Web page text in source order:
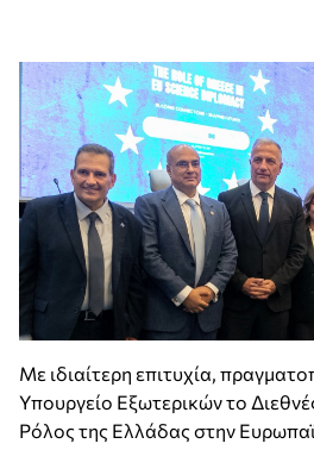
Με ιδιαίτερη επιτυχία,
Υπουργείο Εξωτερικών το
Ρόλος της Ελλάδας στην